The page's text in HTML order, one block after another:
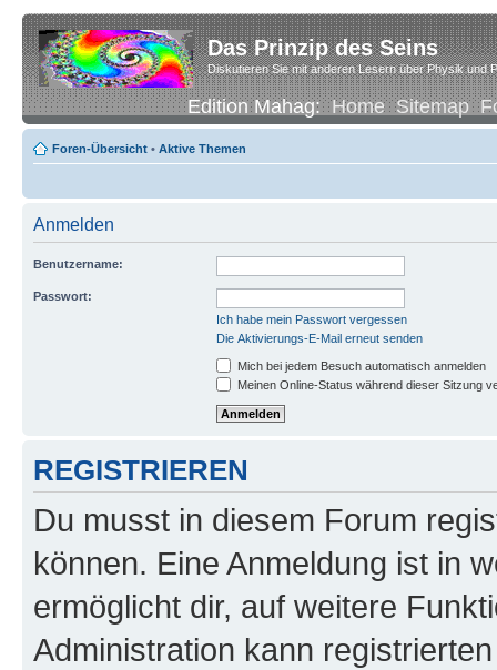
Das Prinzip des Seins
Diskutieren Sie mit anderen Lesern über Physik und
Edition Mahag:Home Sitemap
Foren-Übersicht • Aktive Themen
Anmelden
Benutzername:
Passwort:
Ich habe mein Passwort vergessen
Die Aktivierungs-E-Mail erneut senden
Mich bei jedem Besuch automatisch anmelden
Meinen Online-Status während dieser Sitzung
REGISTRIEREN
Du musst in diesem Forum
können. Eine Anmeldung ist in
ermöglicht dir, auf weitere
Administration kann